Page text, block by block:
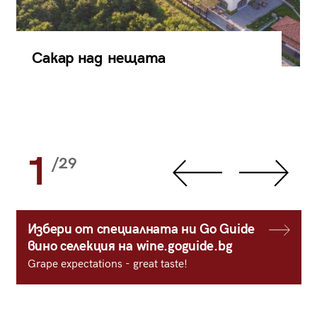
Сакар над нещата
1 /29
Избери от специалната ни Go Guide
вино селекция на wine.goguide.bg
Grape expectations - great taste!